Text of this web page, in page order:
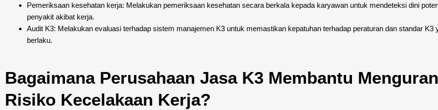
Pemeriksaan kesehatan kerja: Melakukan pemeriksaan kesehatan secara berkala kepada karyawan untuk mendeteksi dini
penyakit akibat kerja.
Audit K3: Melakukan evaluasi terhadap sistem manajemen K3 untuk memastikan kepatuhan terhadap peraturan dan standar K3
berlaku.
Bagaimana Perusahaan Jasa K3 Membantu
Risiko Kecelakaan Kerja?